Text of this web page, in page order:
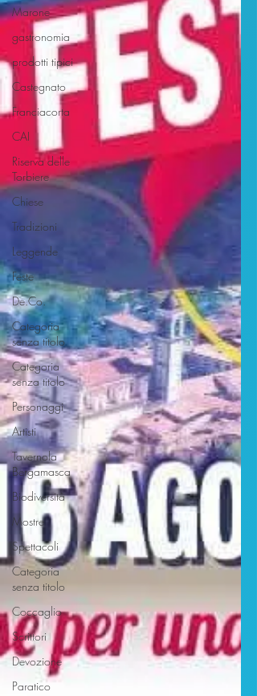
Marone
gastronomia
prodotti tipici
Castegnato
Franciacorta
CAI
Riserva delle
Torbiere
Chiese
Tradizioni
Leggende
Feste
De.Co.
Categoria
senza titolo
Categoria
senza titolo
Personaggi
Artisti
Tavernola
Bergamasca
Biodiversità
Mostre
Spettacoli
Categoria
senza titolo
Coccaglio
Scrittori
Devozione
Paratico